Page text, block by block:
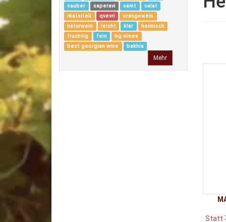
sauber
saperavi samt
salat
rkatsiteli
qvevri
orangewein
naturwein
leicht klar
heimisch
fruchtig
fein
bg wines
best georgian wine
bakhia
Mehr
Statt